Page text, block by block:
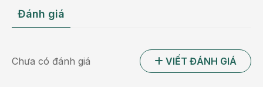
Đánh giá
Chưa có đánh giá VIẾT ĐÁNH GIÁ